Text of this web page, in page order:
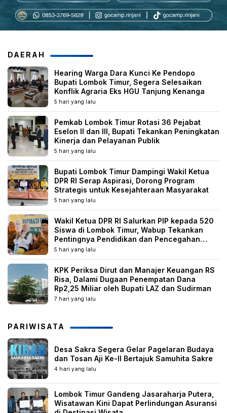
DAERAH
Hearing Warga Dara Kunci Ke Pendopo
Bupati Lombok Timur, Segera Selesaikan
Konflik Agraria Eks HGU Tanjung Kenanga
5 hari yang lalu
Pemkab Lombok Timur Rotasi 36 Pejabat
Eselon II dan III, Bupati Tekankan Peningkatan
Kinerja dan Pelayanan Publik
5 hari yang lalu
Bupati Lombok Timur Dampingi Wakil Ketua
DPR RI Serap Aspirasi, Dorong Program
Strategis untuk Kesejahteraan Masyarakat
5 hari yang lalu
Wakil Ketua DPR RI Salurkan PIP kepada 520
Siswa di Lombok Timur, Wabup Tekankan
Pentingnya Pendidikan dan Pencegahan
Perkawinan Anak
5 hari yang lalu
KPK Periksa Dirut dan Manajer Keuangan RS
Risa, Dalami Dugaan Penempatan Dana
Rp2,25 Miliar oleh Bupati LAZ dan Sudirman
7 hari yang lalu
PARIWISATA
Desa Sakra Segera Gelar Pagelaran Budaya
dan Tosan Aji Ke-II Bertajuk Samuhita Sakre
4 hari yang lalu
Lombok Timur Gandeng Jasaraharja Putera,
Wisatawan Kini Dapat Perlindungan Asuransi